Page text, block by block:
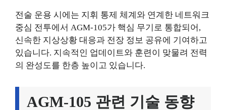
전술 운용 시에는 지휘 통제 체계와 연계한 네트워크
중심 전투에서 AGM-105가 핵심 무기로 통합되어,
신속한 지상상황 대응과 전장 정보 공유에 기여하고
있습니다. 지속적인 업데이트와 훈련이 맞물려 전력
의 완성도를 한층 높이고 있습니다.
AGM-105 관련 기술 동향